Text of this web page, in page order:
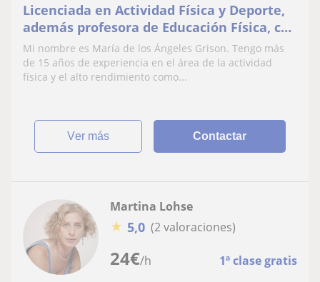
Licenciada en Actividad Física y Deporte,
además profesora de Educación Física, con
más de 15 años de experiencia en el área
de la actividad física y el entrenamiento
deportivo
Mi nombre es María de los Ángeles Grison. Tengo más
de 15 años de experiencia en el área de la actividad
física y el alto rendimiento como...
ver más Contactar
24€/h 1ª clase gratis
Martina Lohse
★ 5,0 (2 valoraciones)